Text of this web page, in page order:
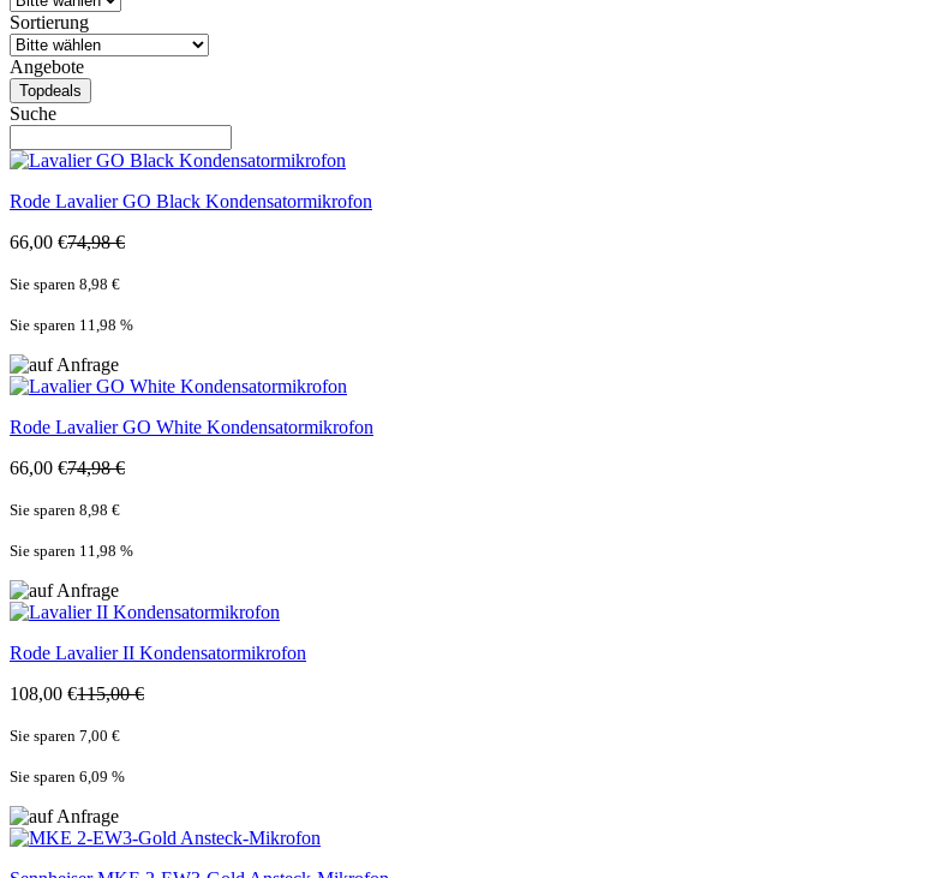
Sortierung
Angebote
Topdeals
Suche
Rode Lavalier GO Black Kondensatormikrofon
66,00 €74,98 €
Sie sparen 8,98 €
Sie sparen 11,98 %
Rode Lavalier GO White Kondensatormikrofon
66,00 €74,98 €
Sie sparen 8,98 €
Sie sparen 11,98 %
Rode Lavalier II Kondensatormikrofon
108,00 €115,00 €
Sie sparen 7,00 €
Sie sparen 6,09 %